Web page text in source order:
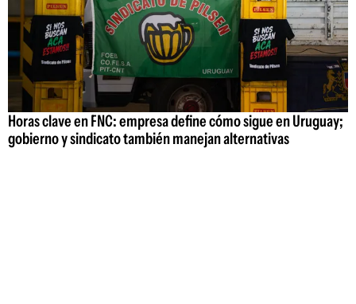
Horas clave en FNC: empresa define cómo sigue en Uruguay;
gobierno y sindicato también manejan alternativas